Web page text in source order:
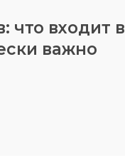
что входит в
важно